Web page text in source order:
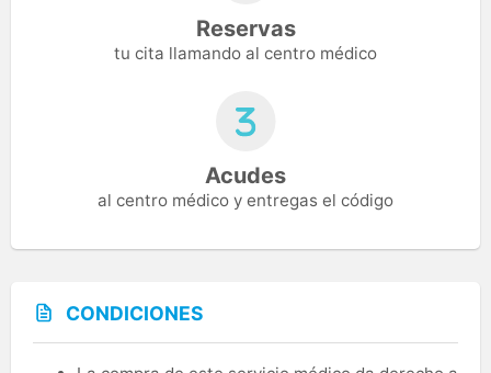
Reservas
tu cita llamando al centro médico
Acudes
al centro médico y entregas el código
CONDICIONES